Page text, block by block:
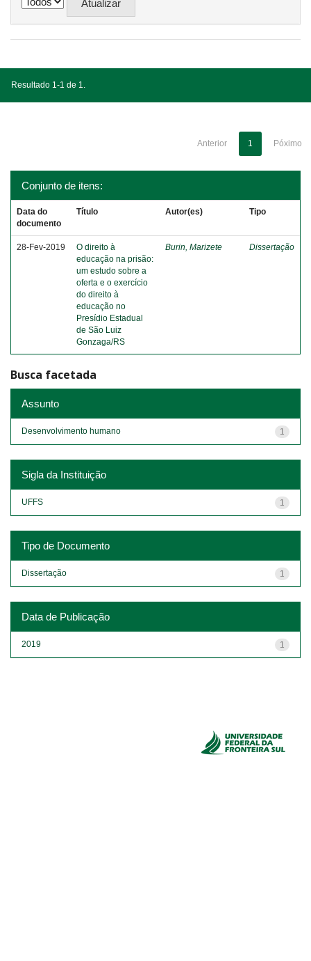
Resultado 1-1 de 1.
Anterior 1 Póximo
Conjunto de itens:
Data do
documento
Título Autor(es) Tipo
28-Fev-2019
O direito à
educação na prisão:
um estudo sobre a
oferta e o exercício
do direito à
educação no
Presídio Estadual
de São Luiz
Gonzaga/RS
Burin, Marizete Dissertação
Busca facetada
Assunto
1
Desenvolvimento humano
Sigla da Instituição
1
UFFS
Tipo de Documento
1
Dissertação
Data de Publicação
1
2019